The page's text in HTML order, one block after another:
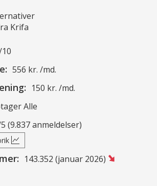
556 kr. /md.
150 kr. /md.
Alle
(9.837 anmeldelser)
143.352 (januar 2026)